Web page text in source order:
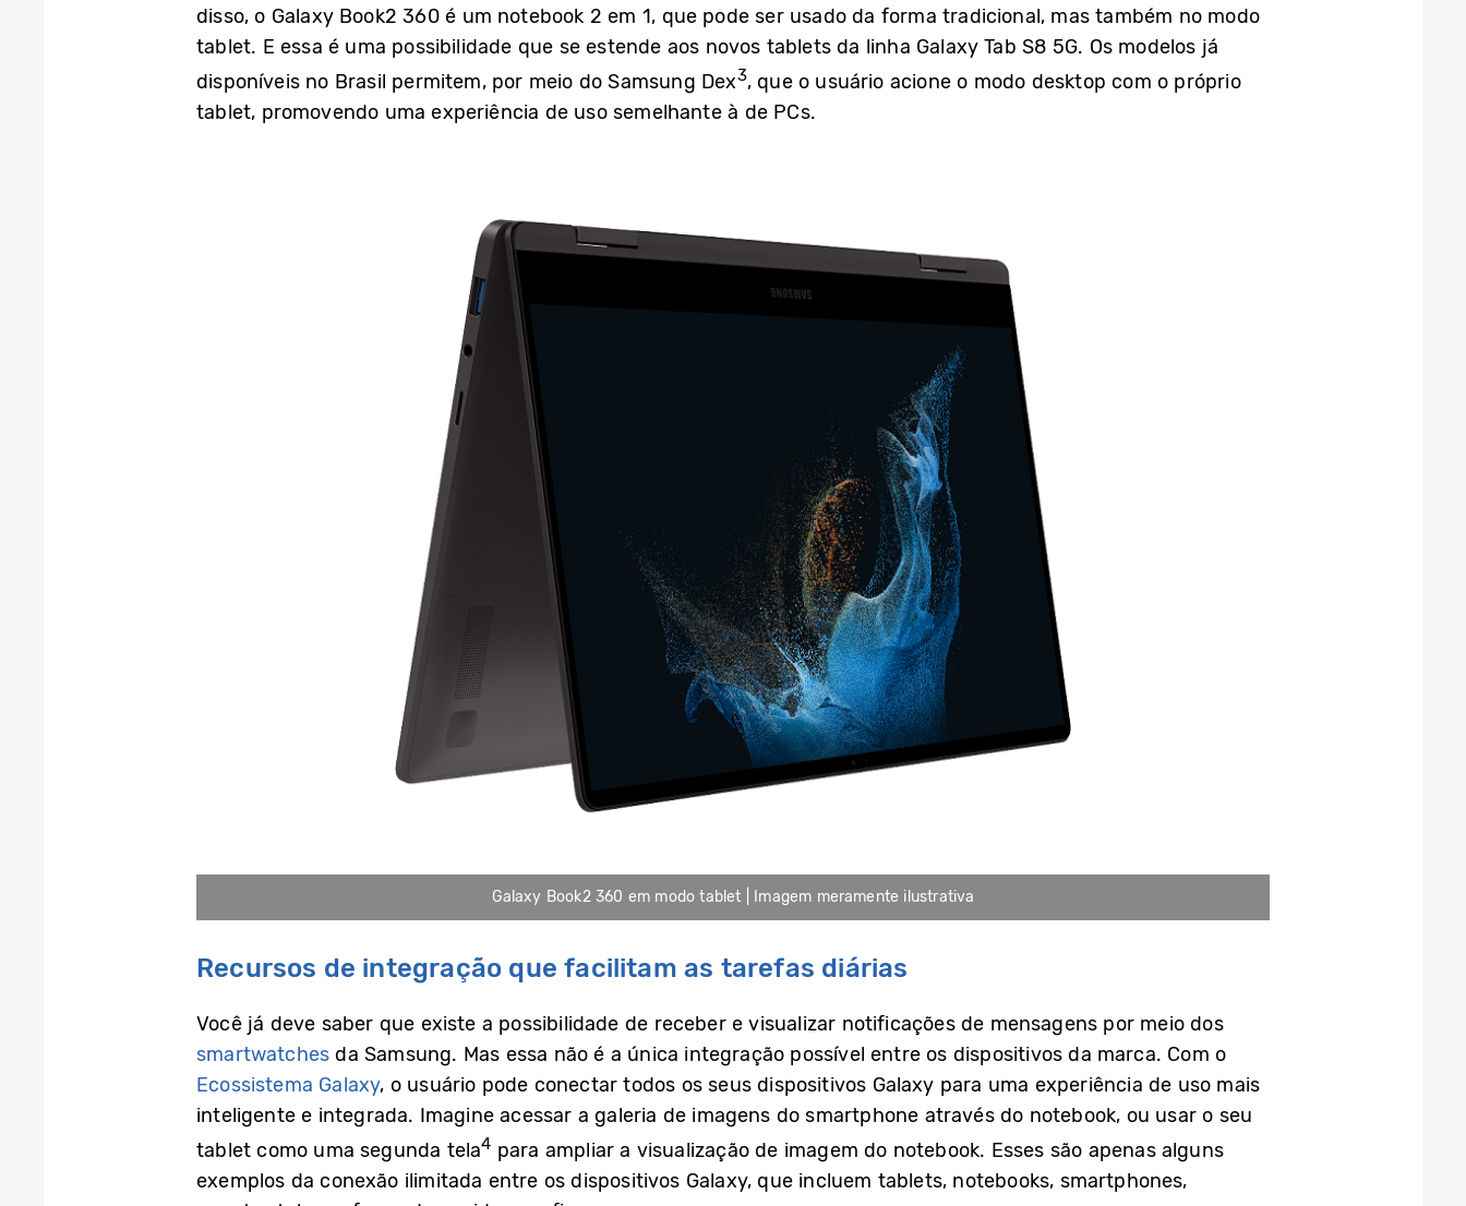
disso, o Galaxy Book2 360 é um notebook 2 em 1, que pode ser usado da forma tradicional, mas também no modo
tablet. E essa é uma possibilidade que se estende aos novos tablets da linha Galaxy Tab S8 5G. Os modelos já
disponíveis no Brasil permitem, por meio do Samsung Dex3, que o usuário acione o modo desktop com o próprio
tablet, promovendo uma experiência de uso semelhante à de PCs.
Galaxy Book2 360 em modo tablet | Imagem meramente ilustrativa
Recursos de integração que facilitam as tarefas diárias
Você já deve saber que existe a possibilidade de receber e visualizar notificações de mensagens por meio dos
smartwatches da Samsung. Mas essa não é a única integração possível entre os dispositivos da marca. Com o
Ecossistema Galaxy, o usuário pode conectar todos os seus dispositivos Galaxy para uma experiência de uso mais
inteligente e integrada. Imagine acessar a galeria de imagens do smartphone através do notebook, ou usar o seu
tablet como uma segunda tela4 para ampliar a visualização de imagem do notebook. Esses são apenas alguns
exemplos da conexão ilimitada entre os dispositivos Galaxy, que incluem tablets, notebooks, smartphones,